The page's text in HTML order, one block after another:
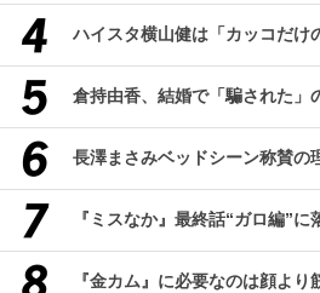
ハイスタ横山健は「カッコだけ
倉持由香、結婚で「騙された」
長澤まさみベッドシーン称賛の
『ミスなか』最終話“ガロ編”に
『金カム』に必要なのは顔より